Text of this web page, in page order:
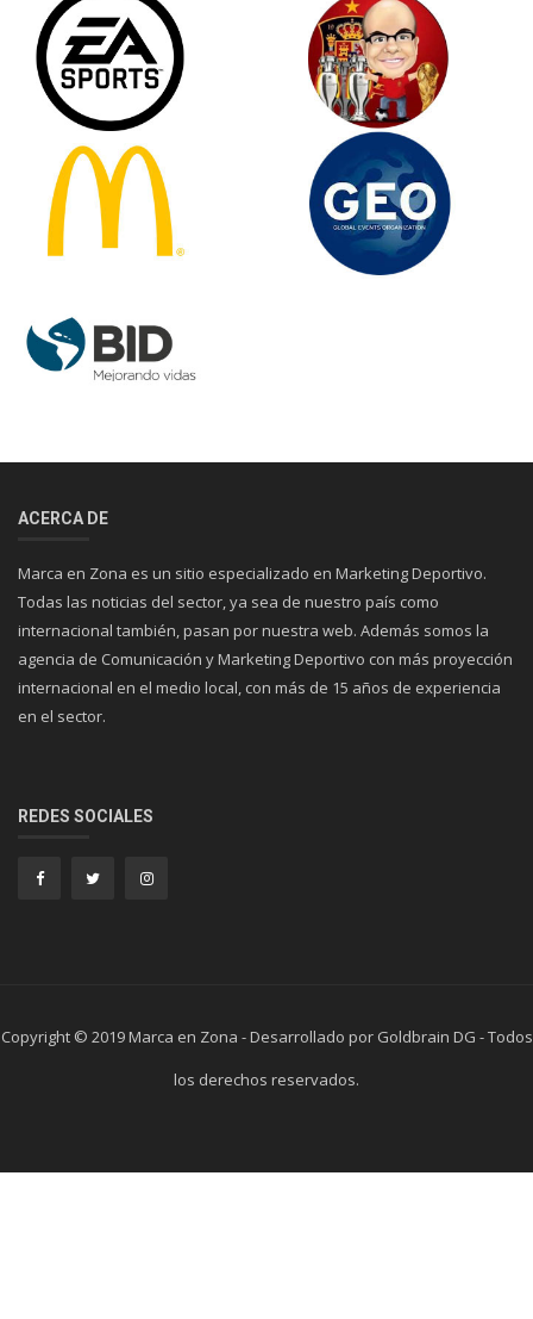
ACERCA DE
Marca en Zona es un sitio especializado en Marketing Deportivo.
Todas las noticias del sector, ya sea de nuestro país como
internacional también, pasan por nuestra web. Además somos la
agencia de Comunicación y Marketing Deportivo con más proyección
internacional en el medio local, con más de 15 años de experiencia
en el sector.
REDES SOCIALES
Copyright © 2019 Marca en Zona - Desarrollado por Goldbrain DG - Todos
los derechos reservados.